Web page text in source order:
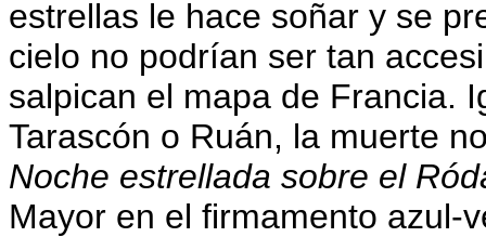
estrellas le hace soñar y se
cielo no podrían ser tan
salpican el mapa de Francia.
Tarascón o Ruán, la muerte
Noche estrellada sobre el
Mayor en el firmamento azul-